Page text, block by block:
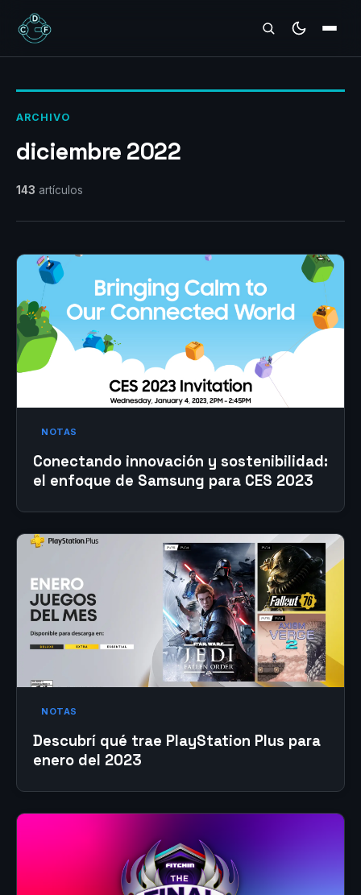
REVIEWS
ARCHIVO
diciembre 2022
143 artículos
NOTAS
Conectando innovación y sostenibilidad:
el enfoque de Samsung para CES 2023
NOTAS
Descubrí qué trae PlayStation Plus para
enero del 2023